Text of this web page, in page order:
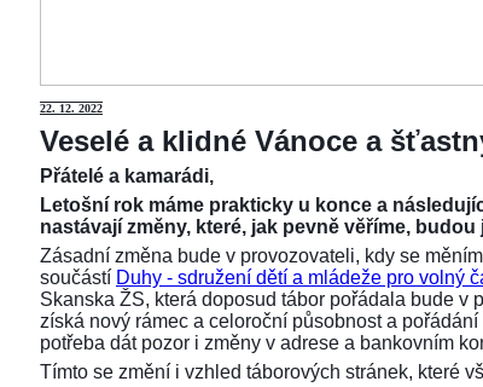
22. 12. 2022
Veselé a klidné Vánoce a
Přátelé a kamarádi,
Letošní rok máme prakticky u konce a
nastávají změny, které, jak pevně věříme, budou
Zásadní změna bude v provozovateli, kdy se
součástí Duhy - sdružení dětí a mládeže pro volný
Skanska ŽS, která doposud tábor pořádala bude
získá nový rámec a celoroční působnost a
potřeba dát pozor i změny v adrese a bankovním
Tímto se změní i vzhled táborových stránek, které